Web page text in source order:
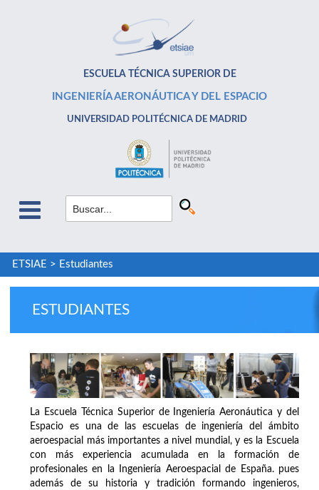
ESCUELA TÉCNICA SUPERIOR DE
INGENIERÍA AERONÁUTICA Y DEL ESPACIO
UNIVERSIDAD POLITÉCNICA DE MADRID
ETSIAE > Estudiantes
ESTUDIANTES
La Escuela Técnica Superior de Ingeniería Aeronáutica y del
Espacio es una de las escuelas de ingeniería del ámbito
aeroespacial más importantes a nivel mundial, y es la Escuela
con más experiencia acumulada en la formación de
profesionales en la Ingeniería Aeroespacial de España. pues
además de su historia y tradición formando ingenieros,